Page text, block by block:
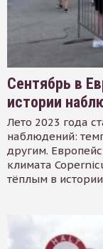
Сентябрь в
истории
Лето 2023 года
наблюдений:
другим.
климата
тёплым в